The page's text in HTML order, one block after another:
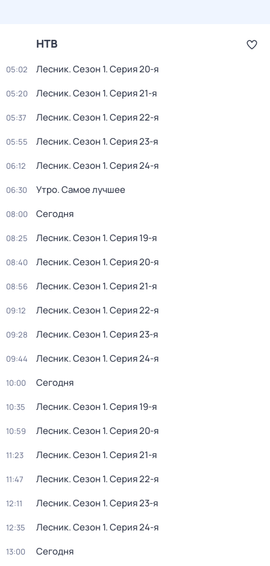
НТВ
05:02 Лесник. Сезон 1. Серия 20-я
05:20 Лесник. Сезон 1. Серия 21-я
05:37 Лесник. Сезон 1. Серия 22-я
05:55 Лесник. Сезон 1. Серия 23-я
06:12 Лесник. Сезон 1. Серия 24-я
06:30 Утро. Самое лучшее
08:00 Сегодня
08:25 Лесник. Сезон 1. Серия 19-я
08:40 Лесник. Сезон 1. Серия 20-я
08:56 Лесник. Сезон 1. Серия 21-я
09:12 Лесник. Сезон 1. Серия 22-я
09:28 Лесник. Сезон 1. Серия 23-я
09:44 Лесник. Сезон 1. Серия 24-я
10:00 Сегодня
10:35 Лесник. Сезон 1. Серия 19-я
10:59 Лесник. Сезон 1. Серия 20-я
11:23 Лесник. Сезон 1. Серия 21-я
11:47 Лесник. Сезон 1. Серия 22-я
12:11 Лесник. Сезон 1. Серия 23-я
12:35 Лесник. Сезон 1. Серия 24-я
13:00 Сегодня